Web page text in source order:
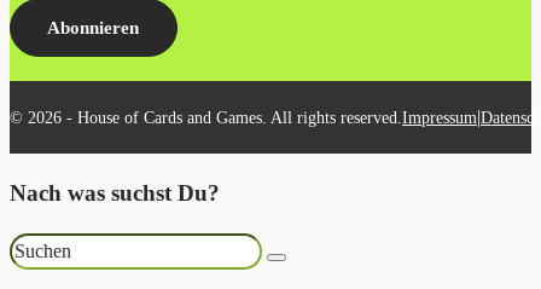
Abonnieren
© 2026 - House of Cards and Games. All rights reserved. Impressum|
Nach was suchst Du?
Suchen